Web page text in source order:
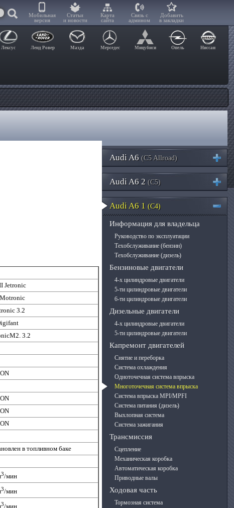
Мобильная
версия
Статьи
и новости
Карта
сайта
Связь с
админом
Добавить
в закладки
Лексус Ленд Ровер Мазда Мерседес Мицубиси Опель Ниссан
Jetronic
3.2
3.2
в топливном баке
3/мин
3/мин
3/мин
Audi A6 (C5 Allroad)
Audi A6 2 (C5)
Audi A6 1 (C4)
Информация для владельца
Руководство по эксплуатации
Техобслуживание (бензин)
Техобслуживание (дизель)
Бензиновые двигатели
4-х цилиндровые двигатели
5-ти цилиндровые двигатели
6-ти цилиндровые двигатели
Дизельные двигатели
4-х цилиндровые двигатели
5-ти цилиндровые двигатели
Капремонт двигателей
Снятие и переборка
Система охлаждения
Одноточечная система впрыска
Многоточечная система впрыска
Система впрыска MPI/MPFI
Система питания (дизель)
Выхлопная система
Система зажигания
Трансмиссия
Сцепление
Механическая коробка
Автоматическая коробка
Приводные валы
Ходовая часть
Тормозная система